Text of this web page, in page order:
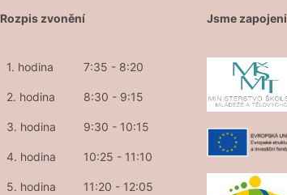
Rozpis zvonění
1. hodina 7:35 - 8:20
2. hodina 8:30 - 9:15
3. hodina 9:30 - 10:15
4. hodina 10:25 - 11:10
5. hodina 11:20 - 12:05
Jsme zapojeni